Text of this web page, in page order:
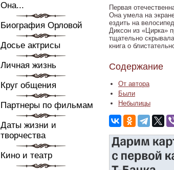
Она...
Биография Орловой
Досье актрисы
Личная жизнь
Круг общения
Партнеры по фильмам
Даты жизни и
творчества
Кино и театр
Первая
Она умела на
ездить на
Диксон из «Цирка»
тщательно
книга о
Содержание
От автора
Были
Небылицы